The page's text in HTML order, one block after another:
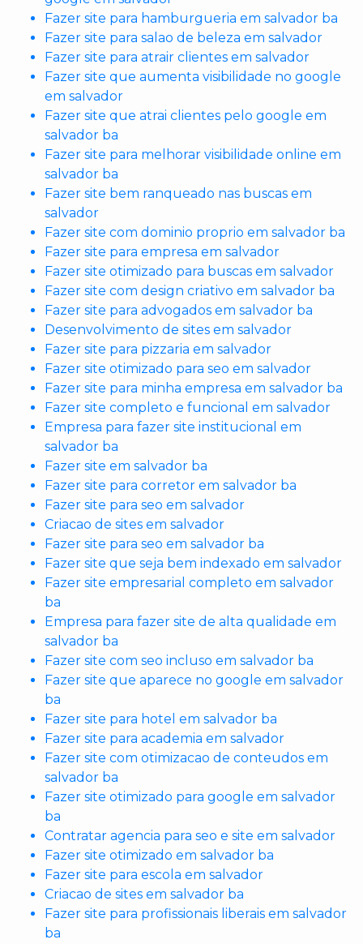
Fazer site para hamburgueria em salvador ba
Fazer site para salao de beleza em salvador
Fazer site para atrair clientes em salvador
Fazer site que aumenta visibilidade no google
em salvador
Fazer site que atrai clientes pelo google em
salvador ba
Fazer site para melhorar visibilidade online em
salvador ba
Fazer site bem ranqueado nas buscas em
salvador
Fazer site com dominio proprio em salvador ba
Fazer site para empresa em salvador
Fazer site otimizado para buscas em salvador
Fazer site com design criativo em salvador ba
Fazer site para advogados em salvador ba
Desenvolvimento de sites em salvador
Fazer site para pizzaria em salvador
Fazer site otimizado para seo em salvador
Fazer site para minha empresa em salvador ba
Fazer site completo e funcional em salvador
Empresa para fazer site institucional em
salvador ba
Fazer site em salvador ba
Fazer site para corretor em salvador ba
Fazer site para seo em salvador
Criacao de sites em salvador
Fazer site para seo em salvador ba
Fazer site que seja bem indexado em salvador
Fazer site empresarial completo em salvador
ba
Empresa para fazer site de alta qualidade em
salvador ba
Fazer site com seo incluso em salvador ba
Fazer site que aparece no google em salvador
ba
Fazer site para hotel em salvador ba
Fazer site para academia em salvador
Fazer site com otimizacao de conteudos em
salvador ba
Fazer site otimizado para google em salvador
ba
Contratar agencia para seo e site em salvador
Fazer site otimizado em salvador ba
Fazer site para escola em salvador
Criacao de sites em salvador ba
Fazer site para profissionais liberais em salvador
ba